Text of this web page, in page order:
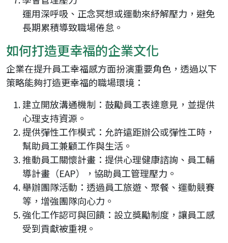
運用深呼吸、正念冥想或運動來紓解壓力，避免
長期累積導致職場倦怠。
如何打造更幸福的企業文化
企業在提升員工幸福感方面扮演重要角色，透過以下
策略能夠打造更幸福的職場環境：
建立開放溝通機制：鼓勵員工表達意見，並提供
心理支持資源。
提供彈性工作模式：允許遠距辦公或彈性工時，
幫助員工兼顧工作與生活。
推動員工關懷計畫：提供心理健康諮詢、員工輔
導計畫（EAP），協助員工管理壓力。
舉辦團隊活動：透過員工旅遊、聚餐、運動競賽
等，增強團隊向心力。
強化工作認可與回饋：設立獎勵制度，讓員工感
受到貢獻被重視。